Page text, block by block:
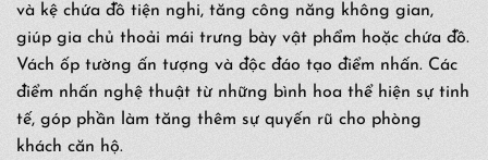
và kệ chứa đồ tiện nghi, tăng công năng không gian,
giúp gia chủ thoải mái trưng bày vật phẩm hoặc chứa đồ.
Vách ốp tường ấn tượng và độc đáo tạo điểm nhấn. Các
điểm nhấn nghệ thuật từ những bình hoa thể hiện sự tinh
tế, góp phần làm tăng thêm sự quyến rũ cho phòng
khách căn hộ.